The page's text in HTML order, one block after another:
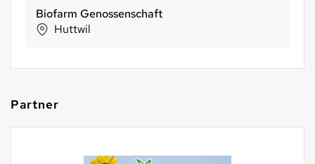
Biofarm Genossenschaft
Huttwil
Partner